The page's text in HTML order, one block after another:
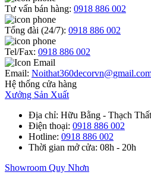
Tư vấn bán hàng: 0918 886 002
Tổng đài (24/7): 0918 886 002
Tel/Fax: 0918 886 002
Email:
Hệ thống cửa hàng
Xưởng Sản Xuất
Địa chỉ: Hữu Bằng - Thạch
Điện thoại: 0918 886 002
Hotline: 0918 886 002
Thời gian mở cửa: 08h - 20h
Showroom Quy Nhơn